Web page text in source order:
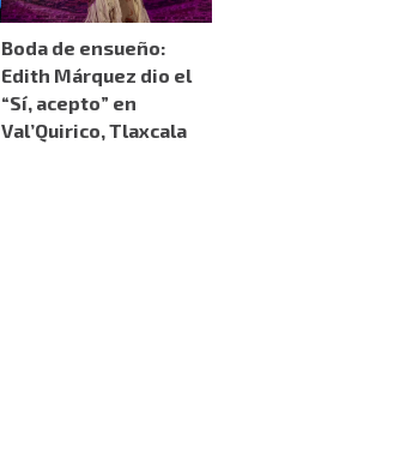
Boda de ensueño:
Edith Márquez dio el
“Sí, acepto” en
Val’Quirico, Tlaxcala